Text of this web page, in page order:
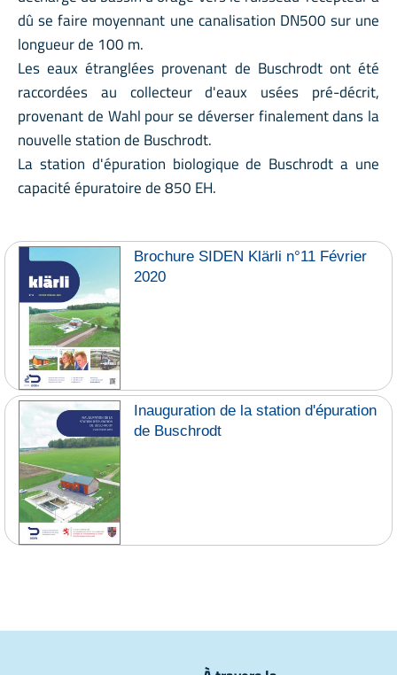
dû se faire moyennant une canalisation DN500 sur une
longueur de 100 m.
Les eaux étranglées provenant de Buschrodt ont été
raccordées au collecteur d'eaux usées pré-décrit,
provenant de Wahl pour se déverser finalement dans la
nouvelle station de Buschrodt.
La station d'épuration biologique de Buschrodt a une
capacité épuratoire de 850 EH.
Brochure SIDEN Klärli n°11 Février
2020
Inauguration de la station d'épuration
de Buschrodt